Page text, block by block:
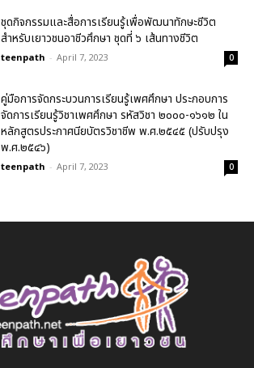
ชุดกิจกรรมและสื่อการเรียนรู้เพื่อพัฒนาทักษะชีวิต
สำหรับเยาวชนอาชีวศึกษา ชุดที่ ๖ เส้นทางชีวิต
teenpath - April 7, 2023 0
คู่มือการจัดกระบวนการเรียนรู้เพศศึกษา ประกอบการ
จัดการเรียนรู้วิชาเพศศึกษา รหัสวิชา ๒๐๐๐-๑๖๑๒ ใน
หลักสูตรประกาศนียบัตรวิชาชีพ พ.ศ.๒๕๔๕ (ปรับปรุง
พ.ศ.๒๕๔๖)
teenpath - April 7, 2023 0